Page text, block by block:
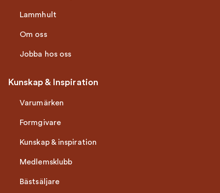
Lammhult
Om oss
Jobba hos oss
Kunskap & Inspiration
Varumärken
Formgivare
Kunskap & inspiration
Medlemsklubb
Bästsäljare